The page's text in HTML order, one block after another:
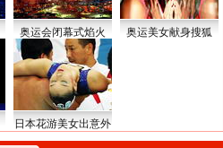
奥运会闭幕式焰火 奥运美女献身搜狐
日本花游美女出意外